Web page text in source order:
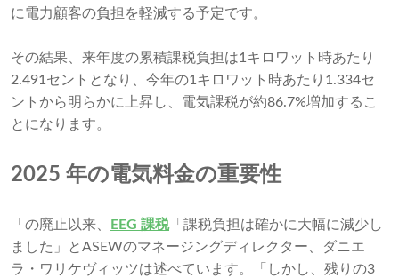
に電力顧客の負担を軽減する予定です。
その結果、来年度の累積課税負担は1キロワット時あたり
2.491セントとなり、今年の1キロワット時あたり1.334セ
ントから明らかに上昇し、電気課税が約86.7%増加するこ
とになります。
2025 年の電気料金の重要性
「の廃止以来、 EEG 課税「課税負担は確かに大幅に減少し
ました」とASEWのマネージングディレクター、ダニエ
ラ・ワリケヴィッツは述べています。「しかし、残りの3